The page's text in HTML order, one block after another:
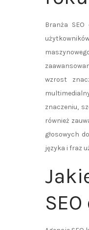
Branża
wzrost
znaczeniu,
również
głosowych
języka i fraz